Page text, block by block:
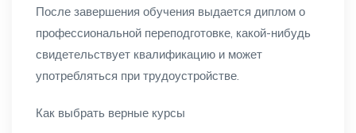
После завершения обучения выдается диплом о
профессиональной переподготовке, какой-нибудь
свидетельствует квалификацию и может
употребляться при трудоустройстве.
Как выбрать верные курсы